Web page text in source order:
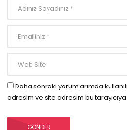
Daha sonraki yorumlarımda
adresim ve site adresim bu